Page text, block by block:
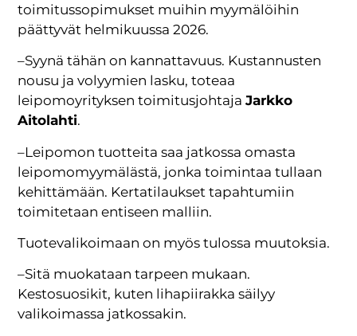
toimitussopimukset muihin myymälöihin
päättyvät helmikuussa 2026.
–Syynä tähän on kannattavuus. Kustannusten
nousu ja volyymien lasku, toteaa
leipomoyrityksen toimitusjohtajaJarkko
Aitolahti.
–Leipomon tuotteita saa jatkossa omasta
leipomomyymälästä, jonka toimintaa tullaan
kehittämään. Kertatilaukset tapahtumiin
toimitetaan entiseen malliin.
Tuotevalikoimaan on myös tulossa muutoksia.
–Sitä muokataan tarpeen mukaan.
Kestosuosikit, kuten lihapiirakka säilyy
valikoimassa jatkossakin.